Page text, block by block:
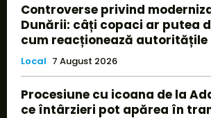
Controverse privind
Dunării: câți copaci ar putea
cum reacționează autoritățile
Local 7 August 2026
Procesiune cu icoana de la
ce întârzieri pot apărea în